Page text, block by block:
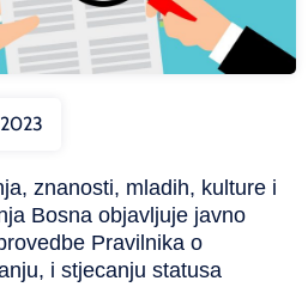
znanosti, mladih, kulture i
Bosna objavljuje javno
Pravilnika o
i stjecanju statusa